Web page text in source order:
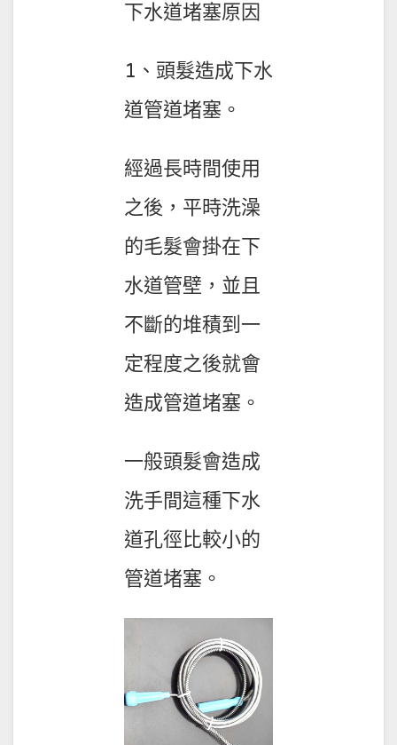
下水道堵塞原因
1、頭髮造成下水
道管道堵塞。
經過長時間使用
之後，平時洗澡
的毛髮會掛在下
水道管壁，並且
不斷的堆積到一
定程度之後就會
造成管道堵塞。
一般頭髮會造成
洗手間這種下水
道孔徑比較小的
管道堵塞。